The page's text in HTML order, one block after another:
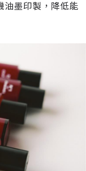
油墨印製，降低能